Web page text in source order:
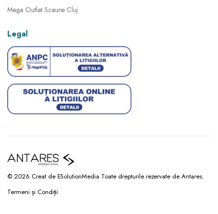
Mega Outlet Scaune Cluj
Legal
© 2026 Creat de ESolutionMedia Toate drepturile rezervate de Antares.
Termeni și Condiții